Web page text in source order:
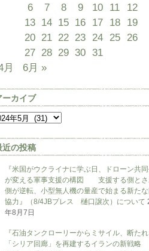
6
7 8 9 10 11
12
13 14 15 16 17 18
19
20 21 22 23 24 25
26
27 28 29 30 31
6月 »
ーカイブ
近の投稿
『米国がウクライナに学ぶ日、ドローン共
が変える軍事支援の構図 支援する側とさ
側が逆転、小型無人機の量産で始まる新た
協力』（8/4JBプレス 樋口譲次）について
年8月7日
『石油タンクローリーからミサイル、断た
「シリア回廊」を再建するイランの新戦